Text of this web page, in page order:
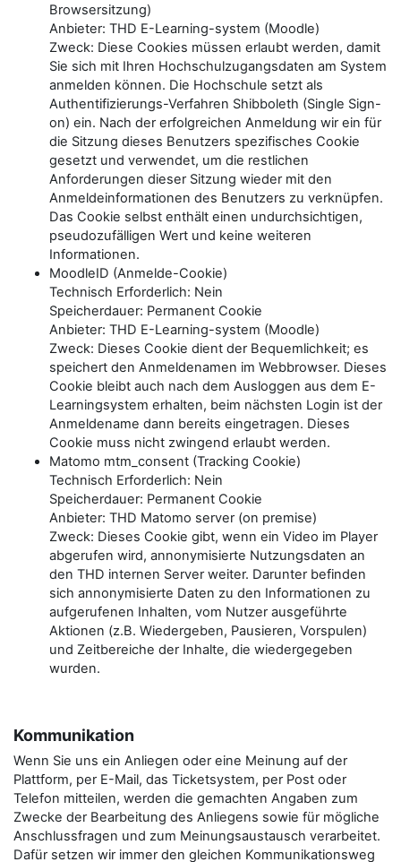
Browsersitzung)
Anbieter: THD E-Learning-system (Moodle)
Zweck: Diese Cookies müssen erlaubt werden, damit
Sie sich mit Ihren Hochschulzugangsdaten am System
anmelden können. Die Hochschule setzt als
Authentifizierungs-Verfahren Shibboleth (Single Sign-
on) ein. Nach der erfolgreichen Anmeldung wir ein für
die Sitzung dieses Benutzers spezifisches Cookie
gesetzt und verwendet, um die restlichen
Anforderungen dieser Sitzung wieder mit den
Anmeldeinformationen des Benutzers zu verknüpfen.
Das Cookie selbst enthält einen undurchsichtigen,
pseudozufälligen Wert und keine weiteren
Informationen.
MoodleID (Anmelde-Cookie)
Technisch Erforderlich: Nein
Speicherdauer: Permanent Cookie
Anbieter: THD E-Learning-system (Moodle)
Zweck: Dieses Cookie dient der Bequemlichkeit; es
speichert den Anmeldenamen im Webbrowser. Dieses
Cookie bleibt auch nach dem Ausloggen aus dem E-
Learningsystem erhalten, beim nächsten Login ist der
Anmeldename dann bereits eingetragen. Dieses
Cookie muss nicht zwingend erlaubt werden.
Matomo mtm_consent (Tracking Cookie)
Technisch Erforderlich: Nein
Speicherdauer: Permanent Cookie
Anbieter: THD Matomo server (on premise)
Zweck: Dieses Cookie gibt, wenn ein Video im Player
abgerufen wird, annonymisierte Nutzungsdaten an
den THD internen Server weiter. Darunter befinden
sich annonymisierte Daten zu den Informationen zu
aufgerufenen Inhalten, vom Nutzer ausgeführte
Aktionen (z.B. Wiedergeben, Pausieren, Vorspulen)
und Zeitbereiche der Inhalte, die wiedergegeben
wurden.
Kommunikation
Wenn Sie uns ein Anliegen oder eine Meinung auf der
Plattform, per E-Mail, das Ticketsystem, per Post oder
Telefon mitteilen, werden die gemachten Angaben zum
Zwecke der Bearbeitung des Anliegens sowie für mögliche
Anschlussfragen und zum Meinungsaustausch verarbeitet.
Dafür setzen wir immer den gleichen Kommunikationsweg